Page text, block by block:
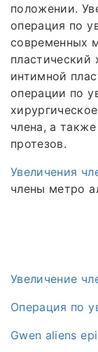
положении.
операция по
современных
пластический
интимной
операции по
члена, а
протезов.
Увеличения
члены метро
Увеличение
Операция по
Gwen aliens